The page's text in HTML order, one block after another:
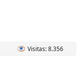
Visitas: 8.356